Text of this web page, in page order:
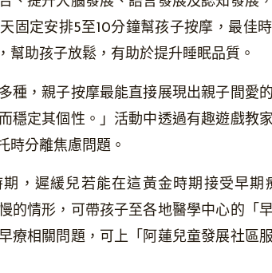
固定安排5至10分鐘幫孩子按摩，最佳
幫助孩子放鬆，有助於提升睡眠品質。
種，親子按摩最能直接展現出親子間愛
穩定其個性。」活動中透過有趣遊戲教
時分離焦慮問題。
期，遲緩兒若能在這黃金時期接受早期
的情形，可帶孩子至各地醫學中心的「
療相關問題，可上「阿蓮兒童發展社區